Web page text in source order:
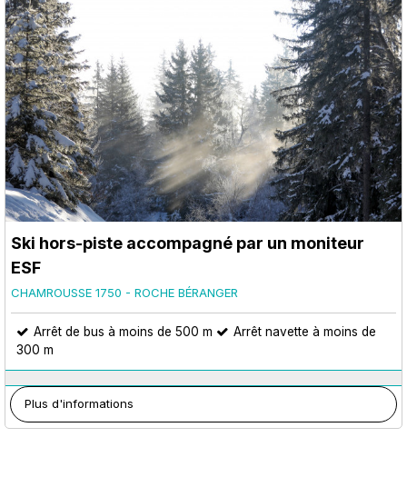
Ski hors-piste accompagné par un moniteur
ESF
CHAMROUSSE 1750 - ROCHE BÉRANGER
Arrêt de bus à moins de 500 m
Arrêt navette à moins de
300 m
Plus d'informations